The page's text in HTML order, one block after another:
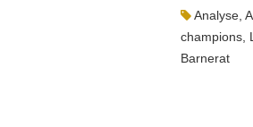
Analyse
champions
Barnerat